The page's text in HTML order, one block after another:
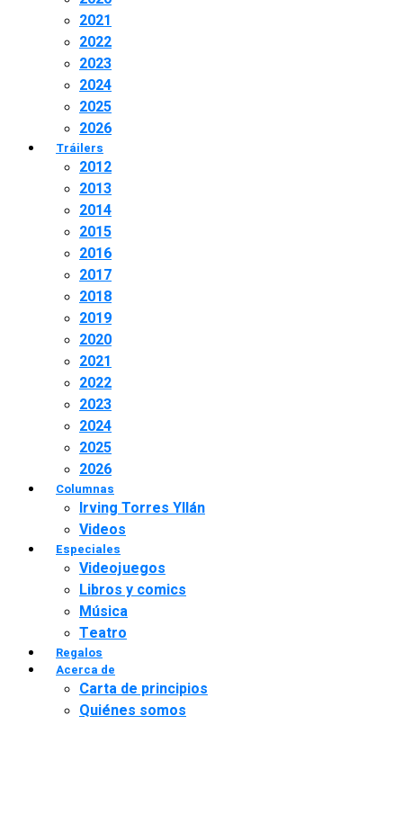
2021
2022
2023
2024
2025
2026
Tráilers
2012
2013
2014
2015
2016
2017
2018
2019
2020
2021
2022
2023
2024
2025
2026
Columnas
Irving Torres Yllán
Videos
Especiales
Videojuegos
Libros y comics
Música
Teatro
Regalos
Acerca de
Carta de principios
Quiénes somos